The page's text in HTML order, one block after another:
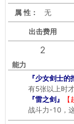
属 性： 无
出击费用
2
能力
『少女剑士的
有5张以上时才
『雷之剑』
【
战斗力-10，